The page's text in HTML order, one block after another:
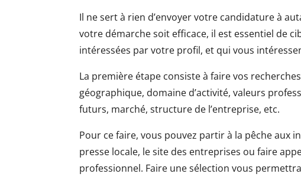
Il ne sert à rien d’envoyer votre candidature à
votre démarche soit efficace, il est essentiel de
intéressées par votre profil, et qui vous
La première étape consiste à faire vos
géographique, domaine d’activité, valeurs
futurs, marché, structure de l’entreprise, etc.
Pour ce faire, vous pouvez partir à la pêche aux
presse locale, le site des entreprises ou faire
professionnel. Faire une sélection vous